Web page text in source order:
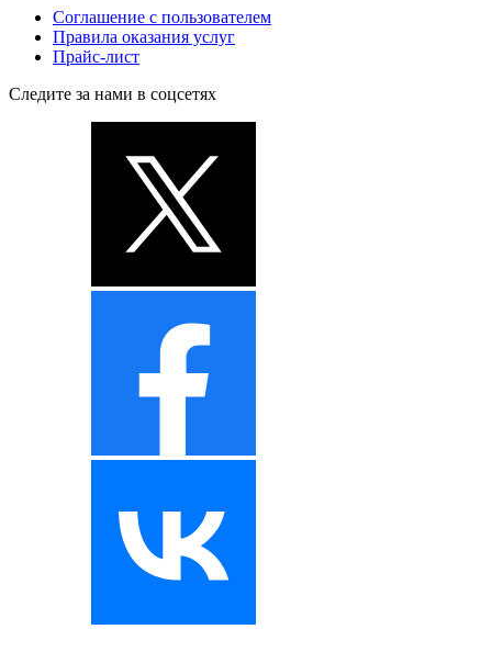
Соглашение с пользователем
Правила оказания услуг
Прайс-лист
Следите за нами в соцсетях